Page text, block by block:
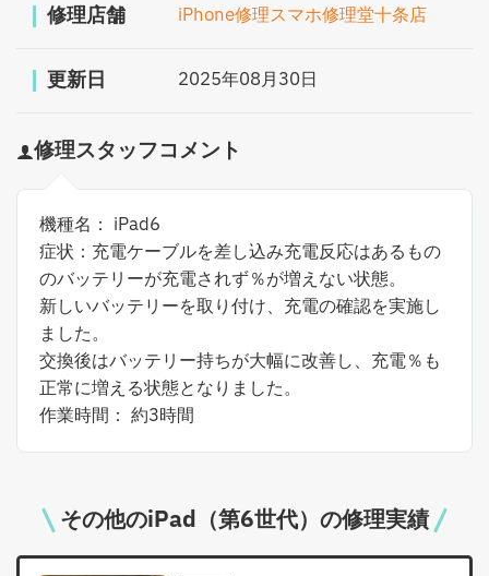
修理店舗 iPhone修理スマホ修理堂十条店
更新日 2025年08月30日
修理スタッフコメント
機種名： iPad6
症状：充電ケーブルを差し込み充電反応はあるもの
のバッテリーが充電されず％が増えない状態。
新しいバッテリーを取り付け、充電の確認を実施し
ました。
交換後はバッテリー持ちが大幅に改善し、充電％も
正常に増える状態となりました。
作業時間： 約3時間
その他のiPad（第6世代）の修理実績